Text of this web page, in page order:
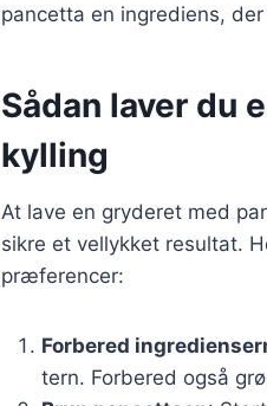
pancetta en ingrediens,
Sådan laver du
kylling
At lave en gryderet med
sikre et vellykket resultat.
præferencer:
Forbered
tern. Forbered også